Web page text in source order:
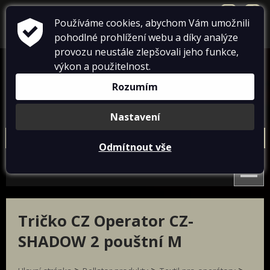
košík je prázdný
Conflict warrior trička
Conflict tactical Art Trika
Týmová trika
Nová trička Conflict 2025
Conflict čepice
Conflict doplňky
Conflict trička české téma
Tričko CZ Operator CZ-
SHADOW 2 pouštní M
Používáme cookies, abychom Vám umožnili
pohodlné prohlížení webu a díky analýze
provozu neustále zlepšovali jeho funkce,
výkon a použitelnost.
Rozumím
Nastavení
Odmítnout vše